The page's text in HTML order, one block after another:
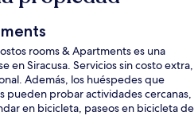
rooms & Apartments es una
en Siracusa. Servicios sin costo extra,
Además, los huéspedes que
probar actividades cercanas,
en bicicleta, paseos en bicicleta de